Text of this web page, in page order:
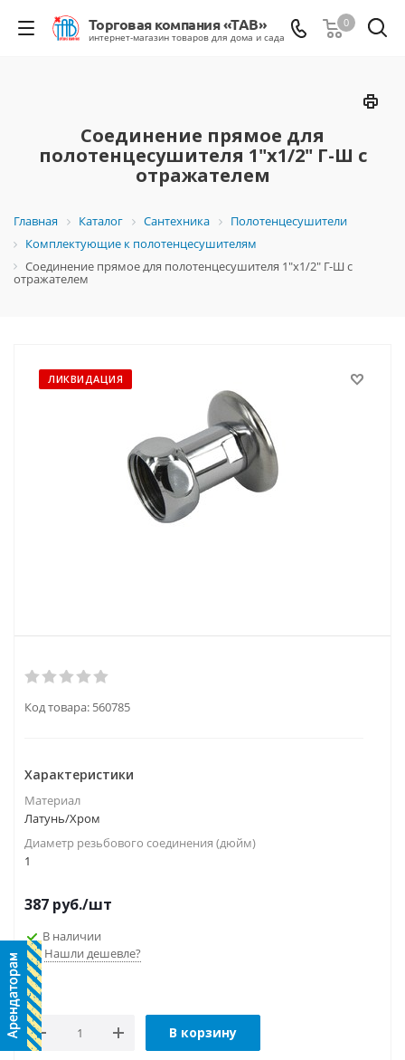
0
Соединение прямое для
полотенцесушителя 1"х1/2" Г-Ш с
отражателем
Главная Каталог Сантехника
Полотенцесушители
Комплектующие к полотенцесушителям
Соединение прямое для полотенцесушителя 1"х1/2" Г-Ш с
отражателем
ЛИКВИДАЦИЯ
Код товара: 560785
Характеристики
Материал
Латунь/Хром
Диаметр резьбового соединения (дюйм)
1
387 руб./шт
В наличии
Нашли дешевле?
В корзину